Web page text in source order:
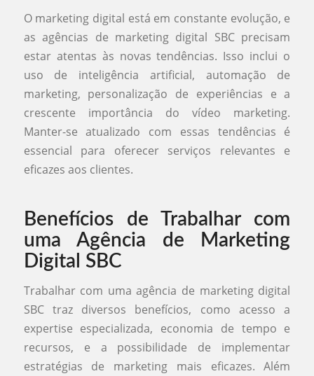
O marketing digital está em constante evolução, e
as agências de marketing digital SBC precisam
estar atentas às novas tendências. Isso inclui o
uso de inteligência artificial, automação de
marketing, personalização de experiências e a
crescente importância do vídeo marketing.
Manter-se atualizado com essas tendências é
essencial para oferecer serviços relevantes e
eficazes aos clientes.
Benefícios de Trabalhar com
uma Agência de Marketing
Digital SBC
Trabalhar com uma agência de marketing digital
SBC traz diversos benefícios, como acesso a
expertise especializada, economia de tempo e
recursos, e a possibilidade de implementar
estratégias de marketing mais eficazes. Além